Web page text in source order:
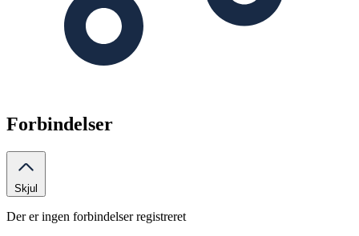
Forbindelser
Skjul
Der er ingen forbindelser registreret